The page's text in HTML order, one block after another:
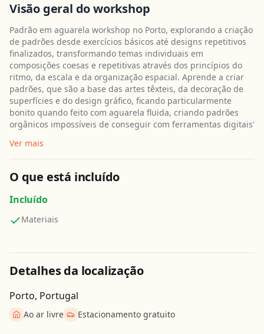
Visão geral do workshop
Padrão em aguarela workshop no Porto, explorando a criação
de padrões desde exercícios básicos até designs repetitivos
finalizados, transformando temas individuais em
composições coesas e repetitivas através dos princípios do
ritmo, da escala e da organização espacial. Aprende a criar
padrões, que são a base das artes têxteis, da decoração de
superfícies e do design gráfico, ficando particularmente
bonito quando feito com aguarela fluida, criando padrões
orgânicos impossíveis de conseguir com ferramentas digitais'
Ver mais
O que está incluído
Incluído
Materiais
Detalhes da localização
Porto, Portugal
Ao ar livre Estacionamento gratuito